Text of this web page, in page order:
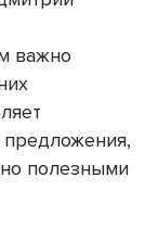
важно
предложения,
полезными